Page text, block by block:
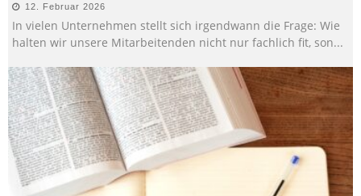
12. Februar 2026
In vielen Unternehmen stellt sich irgendwann die Frage: Wie
halten wir unsere Mitarbeitenden nicht nur fachlich fit, son...